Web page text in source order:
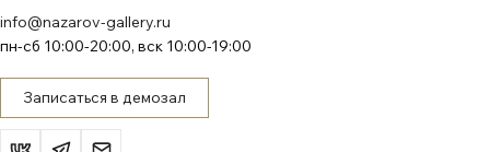
info@nazarov-gallery.ru
пн-сб 10:00-20:00, вск 10:00-19:00
Записаться в демозал